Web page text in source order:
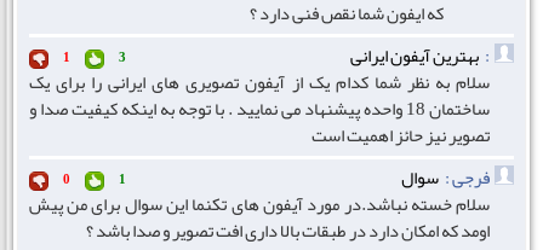
که ایفون شما نقص فنی دارد ؟
: بهترین آیفون ایرانی 3
1
سلام به نظر شما کدام یک از آیفون تصویری های ایرانی را برای یک
ساختمان 18 واحده پیشنهاد می نمایید . با توجه به اینکه کیفیت صدا و
تصویر نیز حائز اهمیت است
فرجی : سوال 1
0
سلام خسته نباشد.در مورد آیفون های تکنما این سوال برای من پیش
اومد که امکان دارد در طبقات بالا داری افت تصویر و صدا باشد ؟